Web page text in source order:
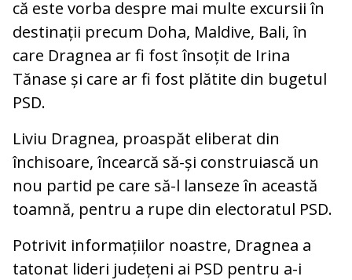
că este vorba despre mai multe excursii în
destinații precum Doha, Maldive, Bali, în
care Dragnea ar fi fost însoțit de Irina
Tănase și care ar fi fost plătite din bugetul
PSD.
Liviu Dragnea, proaspăt eliberat din
închisoare, încearcă să-și construiască un
nou partid pe care să-l lanseze în această
toamnă, pentru a rupe din electoratul PSD.
Potrivit informațiilor noastre, Dragnea a
tatonat lideri județeni ai PSD pentru a-i